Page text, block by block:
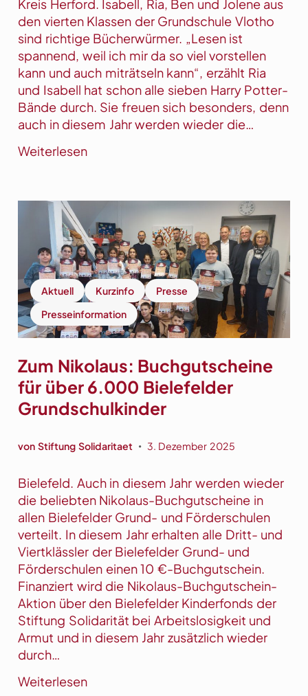
e
r
ö
f
f
e
n
t
l
h
n
g
d
e
r
d
r
t
t
e
F
l
g
e
Kreis Herford. Isabell, Ria, Ben und Jolene aus
den vierten Klassen der Grundschule Vlotho
sind richtige Bücherwürmer. „Lesen ist
spannend, weil ich mir da so viel vorstellen
kann und auch miträtseln kann“, erzählt Ria
und Isabell hat schon alle sieben Harry Potter-
Bände durch. Sie freuen sich besonders, denn
auch in diesem Jahr werden wieder die…
Weiterlesen:
k
l
a
u
s
-
B
u
h
g
u
s
e
i
n
e
f
ü
r
ü
b
e
2
Aktuell Kurzinfo
Presse
Presseinformation
Zum Nikolaus: Buchgutscheine
für über 6.000 Bielefelder
Grundschulkinder
von Stiftung Solidaritaet • 3. Dezember 2025
Bielefeld. Auch in diesem Jahr werden wieder
die beliebten Nikolaus-Buchgutscheine in
allen Bielefelder Grund- und Förderschulen
verteilt. In diesem Jahr erhalten alle Dritt- und
Viertklässler der Bielefelder Grund- und
Förderschulen einen 10 €-Buchgutschein.
Finanziert wird die Nikolaus-Buchgutschein-
Aktion über den Bielefelder Kinderfonds der
Stiftung Solidarität bei Arbeitslosigkeit und
Armut und in diesem Jahr zusätzlich wieder
durch…
Weiterlesen: